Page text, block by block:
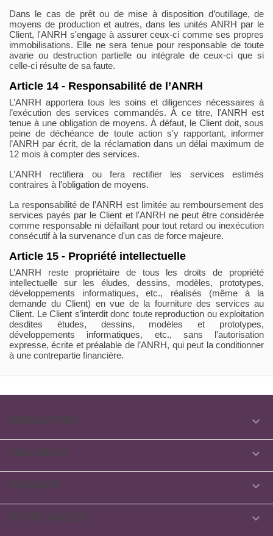
Dans le cas de prêt ou de mise à disposition d’outillage, de
moyens de production et autres, dans les unités ANRH par le
Client, l'ANRH s'engage à assurer ceux-ci comme ses propres
immobilisations. Elle ne sera tenue pour responsable de toute
avarie ou destruction partielle ou intégrale de ceux-ci que si
celle-ci résulte de sa faute.
Article 14 - Responsabilité de l’ANRH
L’ANRH apportera tous les soins et diligences nécessaires à
l’exécution des services commandés. À ce titre, l'ANRH est
tenue à une obligation de moyens. À défaut, le Client doit, sous
peine de déchéance de toute action s'y rapportant, informer
l’ANRH par écrit, de la réclamation dans un délai maximum de
12 mois à compter des services.
L’ANRH rectifiera ou fera rectifier les services estimés
contraires à l’obligation de moyens.
La responsabilité de l’ANRH est limitée au remboursement des
services payés par le Client et l'ANRH ne peut être considérée
comme responsable ni défaillant pour tout retard ou inexécution
consécutif à la survenance d'un cas de force majeure.
Article 15 - Propriété intellectuelle
L’ANRH reste propriétaire de tous les droits de propriété
intellectuelle sur les éludes, dessins, modèles, prototypes,
développements informatiques, etc., réalisés (même à la
demande du Client) en vue de la fourniture des services au
Client. Le Client s’interdit donc toute reproduction ou exploitation
desdites études, dessins, modèles et prototypes,
développements informatiques, etc., sans l’autorisation
expresse, écrite et préalable de l’ANRH, qui peut la conditionner
à une contrepartie financière.



